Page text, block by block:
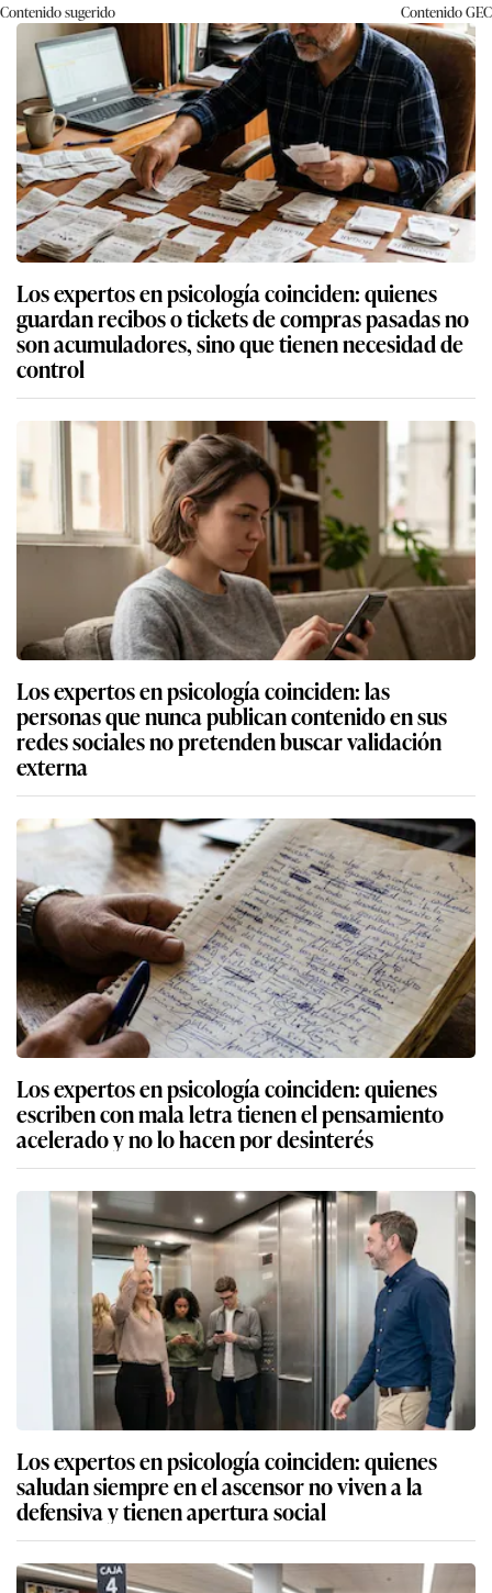
Contenido sugerido ContenidoGEC
Los expertos en psicología coinciden: quienes
guardan recibos o tickets de compras pasadas no
son acumuladores, sino que tienen necesidad de
control
Los expertos en psicología coinciden: las
personas que nunca publican contenido en sus
redes sociales no pretenden buscar validación
externa
Los expertos en psicología coinciden: quienes
escriben con mala letra tienen el pensamiento
acelerado y no lo hacen por desinterés
Los expertos en psicología coinciden: quienes
saludan siempre en el ascensor no viven a la
defensiva y tienen apertura social